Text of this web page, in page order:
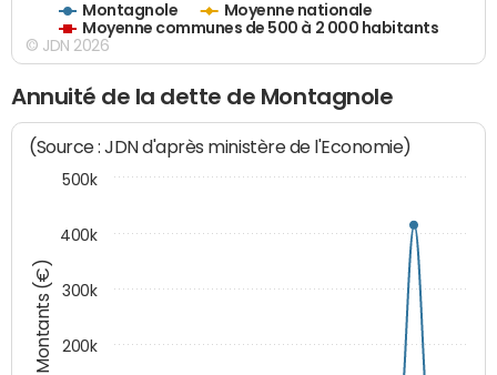
Montagnole
Moyenne nationale
Moyenne communes de 500 à 2 000 habitants
© JDN 2026
Annuité de la dette de Montagnole
Montants (€)
(Source : JDN d'après ministère de l'Economie)
200k
300k
400k
500k